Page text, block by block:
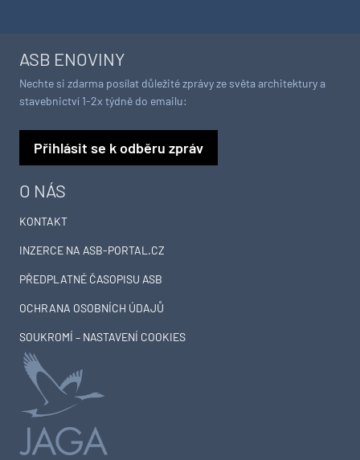
O NÁS
KONTAKT
INZERCE NA ASB-PORTAL.CZ
PŘEDPLATNÉ ČASOPISU ASB
OCHRANA OSOBNÍCH ÚDAJŮ
SOUKROMÍ – NASTAVENÍ COOKIES
ASB ENOVINY
Nechte si zdarma posílat důležité zprávy ze světa architektury a
stavebnictví 1-2x týdně do emailu:
Přihlásit se k odběru zpráv